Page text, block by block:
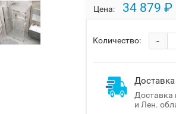
Цена: 34 879 ₽
Количество: -
Доставка
Доставка
и Лен.